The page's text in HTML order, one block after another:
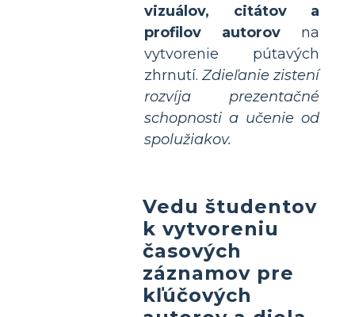
vizuálov, citátov a
profilov autorov na
vytvorenie pútavých
zhrnutí. Zdieľanie zistení
rozvíja prezentačné
schopnosti a učenie od
spolužiakov.
Vedu študentov
k vytvoreniu
časových
záznamov pre
kľúčových